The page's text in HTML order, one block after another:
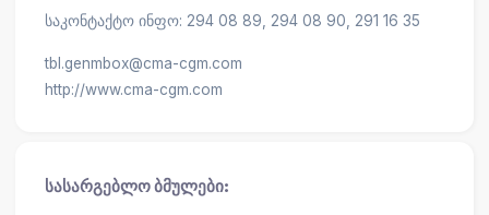
საკონტაქტო ინფო: 294 08 89, 294 08 90, 291 16 35
tbl.genmbox@cma-cgm.com
http://www.cma-cgm.com
სასარგებლო ბმულები: